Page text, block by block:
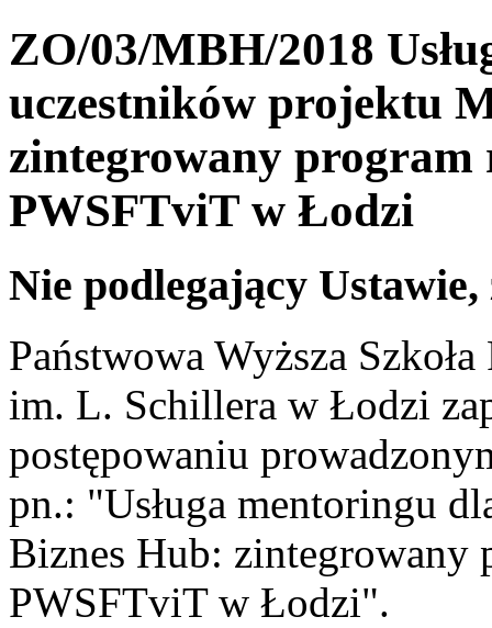
ZO/03/MBH/2018
uczestników projektu
zintegrowany
PWSFTviT w Łodzi
Nie podlegający
Państwowa Wyższa
im. L. Schillera w Łodzi
postępowaniu
pn.: "Usługa mentoringu
Biznes Hub: zintegrowany
PWSFTviT w Łodzi".